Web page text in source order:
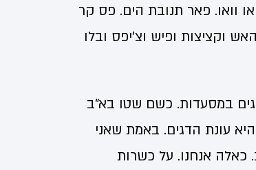
וואו. פאר תנובת הים. פס קר
וקציצות ופיש וצ'יפס ובלו
במסעדות. כשם שטו בא"ב
עונת הדגים. באמת שאני
כאלה אנחנו. על כשרות